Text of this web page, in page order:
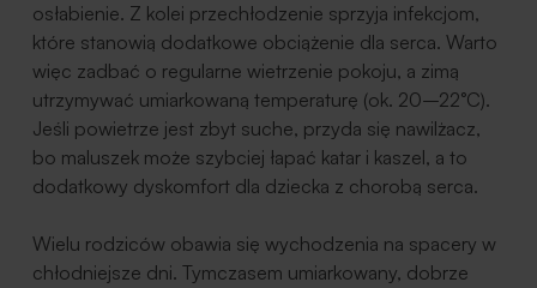
osłabienie. Z kolei przechłodzenie sprzyja infekcjom,
które stanowią dodatkowe obciążenie dla serca. Warto
więc zadbać o regularne wietrzenie pokoju, a zimą
utrzymywać umiarkowaną temperaturę (ok. 20–22°C).
Jeśli powietrze jest zbyt suche, przyda się nawilżacz,
bo maluszek może szybciej łapać katar i kaszel, a to
dodatkowy dyskomfort dla dziecka z chorobą serca.
Wielu rodziców obawia się wychodzenia na spacery w
chłodniejsze dni. Tymczasem umiarkowany, dobrze